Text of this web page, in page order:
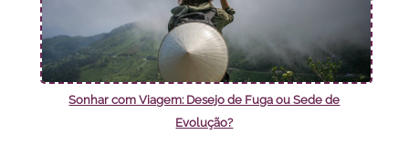
Sonhar com Viagem: Desejo de Fuga ou Sede de
Evolução?